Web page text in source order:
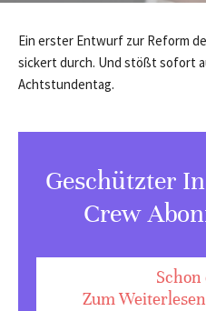
Ein erster Entwurf zur Reform
sickert durch. Und stößt sofort
Achtstundentag.
Geschützter
Crew
Schon
Zum